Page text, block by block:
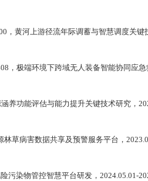
，黄河上游径流年际调蓄与智慧调度关键
， 极端环境下跨域无人装备智能协同应
涵养功能评估与能力提升关键技术研究， 2
林草病害数据共享及预警服务平台，
污染物管控智慧平台研发， 2024.05.01-